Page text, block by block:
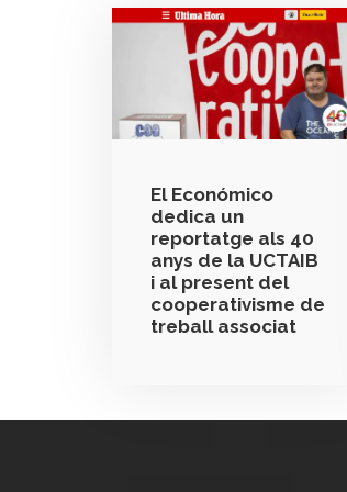
El Económico
dedica un
reportatge als 40
anys de la UCTAIB
i al present del
cooperativisme de
treball associat